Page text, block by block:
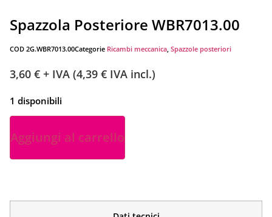
Spazzola Posteriore WBR7013.00
COD 2G.WBR7013.00Categorie Ricambi meccanica, Spazzole posteriori
3,60 € + IVA (4,39 € IVA incl.)
1 disponibili
Aggiungi al carrello